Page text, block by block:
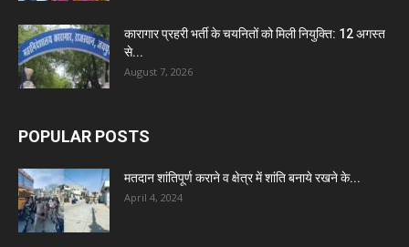
कारागार प्रहरी भर्ती के चयनितों को मिली नियुक्ति: 12 अगस्त
से...
August 7, 2026
POPULAR POSTS
मतदान शांतिपूर्ण कराने व क्षेत्र में शांति बनाये रखने के...
April 4, 2024